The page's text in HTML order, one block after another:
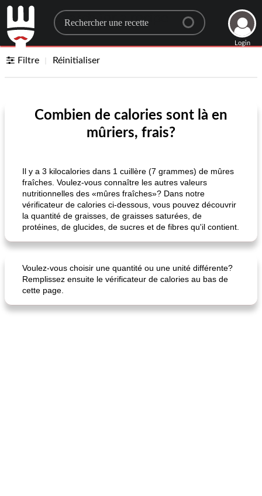
Search for a recipe
Login
Filtre Réinitialiser
Combien de calories sont là en
mûriers, frais?
Il y a 3 kilocalories dans 1 cuillère (7 grammes) de mûres
fraîches. Voulez-vous connaître les autres valeurs
nutritionnelles des «mûres fraîches»? Dans notre
vérificateur de calories ci-dessous, vous pouvez découvrir
la quantité de graisses, de graisses saturées, de
protéines, de glucides, de sucres et de fibres qu'il contient.
Voulez-vous choisir une quantité ou une unité différente?
Remplissez ensuite le vérificateur de calories au bas de
cette page.